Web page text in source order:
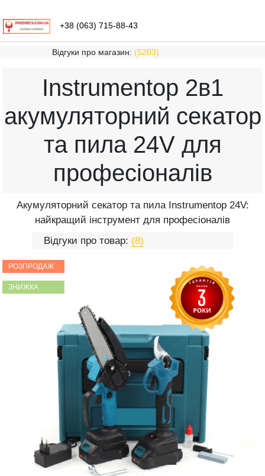
+38 (063) 715-88-43
Відгуки про магазин: (5203)
Instrumentop 2в1
акумуляторний секатор
та пила 24V для
професіоналів
Aкумуляторний секатор та пила Instrumentop 24V:
найкращий інструмент для професіоналів
Відгуки про товар: (8)
РОЗПРОДАЖ
ЗНИЖКА